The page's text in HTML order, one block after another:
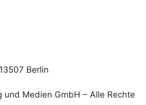
Berlin
und Medien GmbH – Alle Rechte